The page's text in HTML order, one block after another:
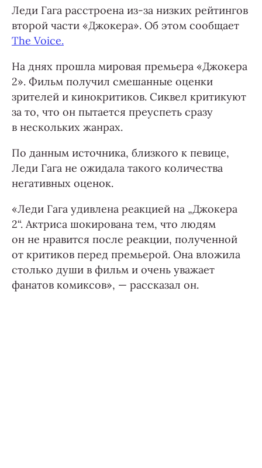
Леди Гага расстроена из-за низких рейтингов
второй части «Джокера». Об этом сообщает
The Voice.
На днях прошла мировая премьера «Джокера
2». Фильм получил смешанные оценки
зрителей и кинокритиков. Сиквел критикуют
за то, что он пытается преуспеть сразу
в нескольких жанрах.
По данным источника, близкого к певице,
Леди Гага не ожидала такого количества
негативных оценок.
«Леди Гага удивлена реакцией на „Джокера
2“. Актриса шокирована тем, что людям
он не нравится после реакции, полученной
от критиков перед премьерой. Она вложила
столько души в фильм и очень уважает
фанатов комиксов», — рассказал он.